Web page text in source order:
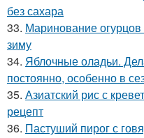
без сахара
33. Маринование огурцов
зиму
34. Яблочные оладьи.
постоянно, особенно в
35. Азиатский рис с
рецепт
36. Пастуший пирог с